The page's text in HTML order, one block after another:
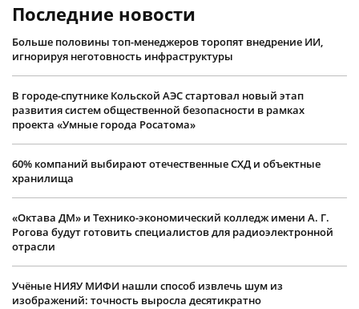
Последние новости
Больше половины топ-менеджеров торопят внедрение ИИ,
игнорируя неготовность инфраструктуры
В городе-спутнике Кольской АЭС стартовал новый этап
развития систем общественной безопасности в рамках
проекта «Умные города Росатома»
60% компаний выбирают отечественные СХД и объектные
хранилища
«Октава ДМ» и Технико-экономический колледж имени А. Г.
Рогова будут готовить специалистов для радиоэлектронной
отрасли
Учëные НИЯУ МИФИ нашли способ извлечь шум из
изображений: точность выросла десятикратно